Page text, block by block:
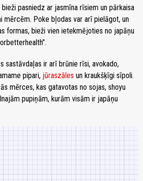
pasniedz ar jasmīna rīsiem un pārkaisa
mērcēm. Poke bļodas var arī pielāgot, un
formas, bieži vien ietekmējoties no japāņu
sastāvdaļas ir arī brūnie rīsi, avokado,
pipari, jūraszāles un kraukšķīgi sīpoli.
mērces, kas gatavotas no sojas, shoyu
pupiņām, kurām visām ir japāņu